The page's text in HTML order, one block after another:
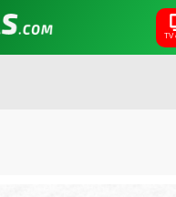
TV